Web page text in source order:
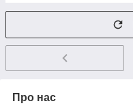
Про нас